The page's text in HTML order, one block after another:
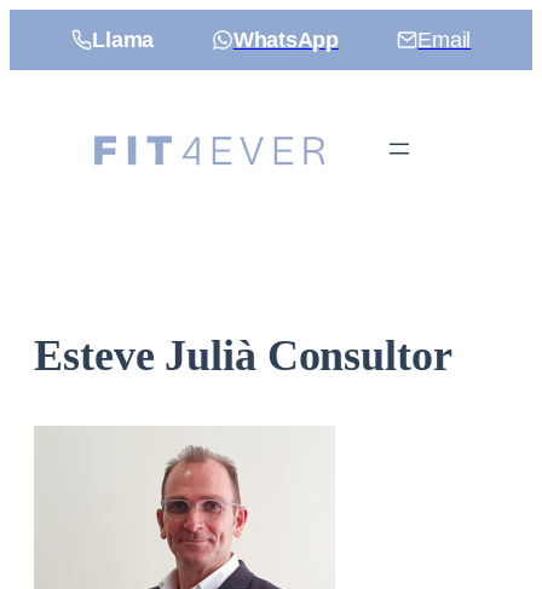
Llama WhatsApp Email
Esteve Julià Consultor